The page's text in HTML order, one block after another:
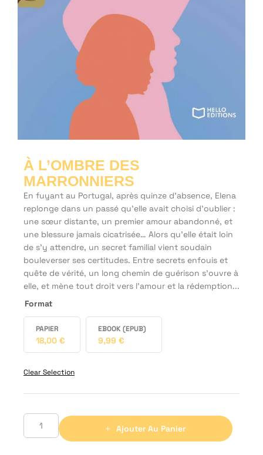
À L’OMBRE DES
MARRONNIERS
En fuyant au Portugal, après quinze d’absence, Elena
replonge dans un passé qu’elle avait choisi d’oublier :
une sœur distante, un premier amour abandonné, et
une blessure jamais cicatrisée… Alors qu’elle était loin
de s’y attendre, un secret familial vient soudain
bouleverser ses certitudes. Entre secrets enfouis et
quête de vérité, un long chemin de guérison s’ouvre à
elle, et mène tout droit vers l’amour et la rédemption...
Format
PAPIER
18,00 €
EBOOK (EPUB)
9,99 €
Clear Selection
Ajouter Au Panier